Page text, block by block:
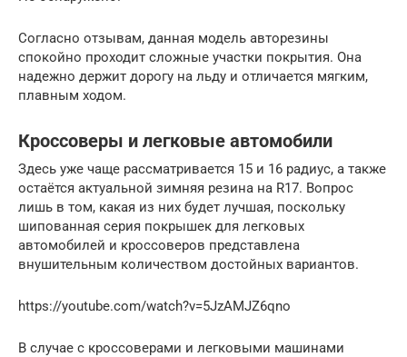
Согласно отзывам, данная модель авторезины
спокойно проходит сложные участки покрытия. Она
надежно держит дорогу на льду и отличается мягким,
плавным ходом.
Кроссоверы и легковые автомобили
Здесь уже чаще рассматривается 15 и 16 радиус, а также
остаётся актуальной зимняя резина на R17. Вопрос
лишь в том, какая из них будет лучшая, поскольку
шипованная серия покрышек для легковых
автомобилей и кроссоверов представлена
внушительным количеством достойных вариантов.
https://youtube.com/watch?v=5JzAMJZ6qno
В случае с кроссоверами и легковыми машинами